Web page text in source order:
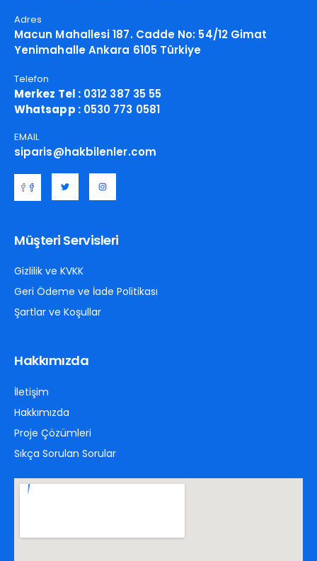
Adres
Macun Mahallesi 187. Cadde No: 54/12 Gimat
Yenimahalle Ankara 6105 Türkiye
Telefon
Merkez Tel :0312 387 35 55
Whatsapp :0530 773 0581
EMAIL
siparis@hakbilenler.com
Müşteri Servisleri
Gizlilik ve KVKK
Geri Ödeme ve İade Politikası
Şartlar ve Koşullar
Hakkımızda
İletişim
Hakkımızda
Proje Çözümleri
Sıkça Sorulan Sorular